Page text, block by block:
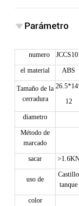
Parámetro
numero
el material ABS
Tamaño de la
cerradura
12
diametro
Método de
marcado
sacar
uso de
Castillo
tanque
color